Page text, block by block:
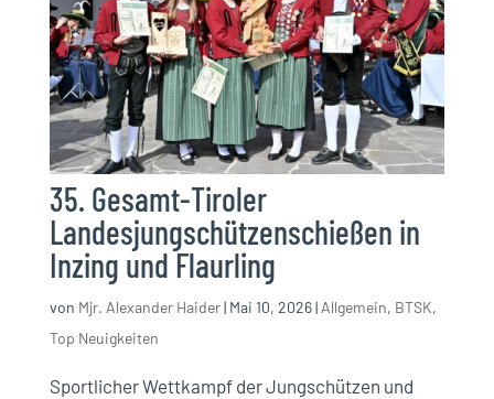
35. Gesamt-Tiroler
Landesjungschützenschießen in
Inzing und Flaurling
von Mjr. Alexander Haider| Mai 10, 2026| Allgemein, BTSK,
Top Neuigkeiten
Sportlicher Wettkampf der Jungschützen und